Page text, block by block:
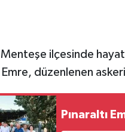
ilçesinde
düzenlenen
Pınaraltı